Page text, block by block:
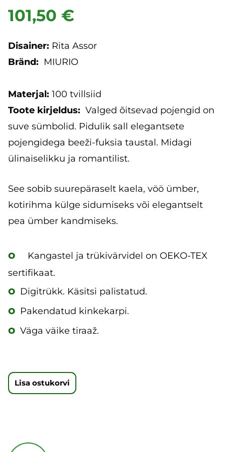
101,50 €
Disainer: Rita Assor
Bränd: MIURIO
Materjal: 100 tvillsiid
Toote kirjeldus: Valged õitsevad pojengid on
suve sümbolid. Pidulik sall elegantsete
pojengidega beeži-fuksia taustal. Midagi
ülinaiselikku ja romantilist.
See sobib suurepäraselt kaela, vöö ümber,
kotirihma külge sidumiseks või elegantselt
pea ümber kandmiseks.
o
Kangastel ja trükivärvidel on OEKO-TEX
sertifikaat.
o Digitrükk. Käsitsi palistatud.
o Pakendatud kinkekarpi.
o Väga väike tiraaž.
Lisa ostukorvi